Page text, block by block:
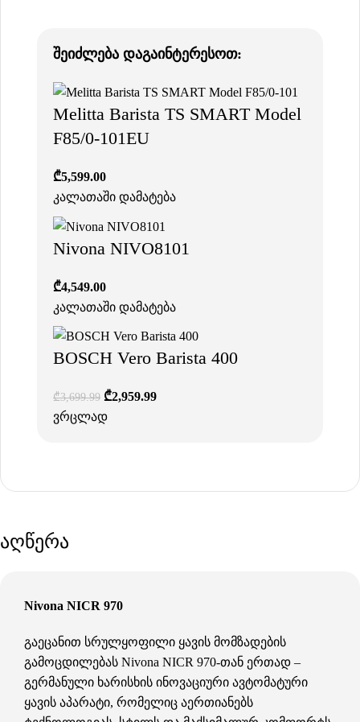
შეიძლება დაგაინტერესოთ:
Melitta Barista TS SMART Model
F85/0-101EU
₾5,599.00
კალათაში დამატება
Nivona NIVO8101
₾4,549.00
კალათაში დამატება
BOSCH Vero Barista 400
₾3,699.99 ₾2,959.99
ვრცლად
აღწერა
Nivona NICR 970
გაეცანით სრულყოფილი ყავის მომზადების
გამოცდილებას Nivona NICR 970-თან ერთად –
გერმანული ხარისხის ინოვაციური ავტომატური
ყავის აპარატი, რომელიც აერთიანებს